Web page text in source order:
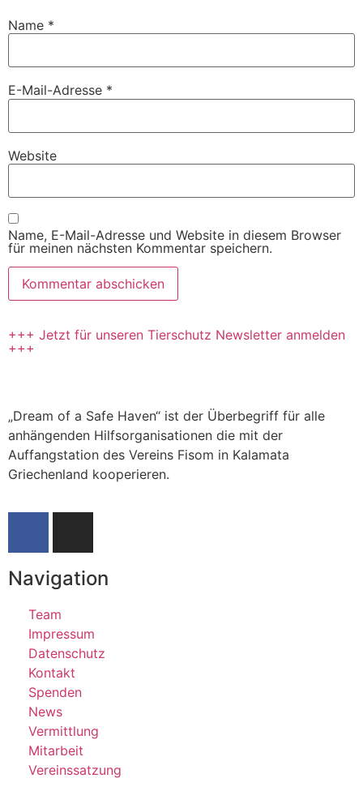
Name *
E-Mail-Adresse *
Website
Name, E-Mail-Adresse und Website in diesem Browser
für meinen nächsten Kommentar speichern.
+++ Jetzt für unseren Tierschutz Newsletter anmelden
+++
„Dream of a Safe Haven“ ist der Überbegriff für alle
anhängenden Hilfsorganisationen die mit der
Auffangstation des Vereins Fisom in Kalamata
Griechenland kooperieren.
Navigation
Team
Impressum
Datenschutz
Kontakt
Spenden
News
Vermittlung
Mitarbeit
Vereinssatzung